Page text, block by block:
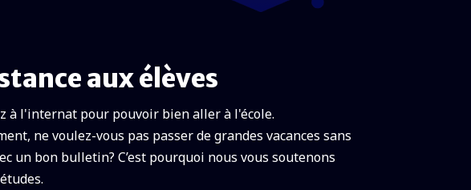
aux élèves
à l'internat pour pouvoir bien aller à l'école.
ne voulez-vous pas passer de grandes vacances sans
un bon bulletin? C’est pourquoi nous vous soutenons